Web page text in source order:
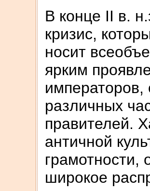
В конце II в.
кризис,
носит
ярким
императоров,
различных
правителей.
античной
грамотности,
широкое